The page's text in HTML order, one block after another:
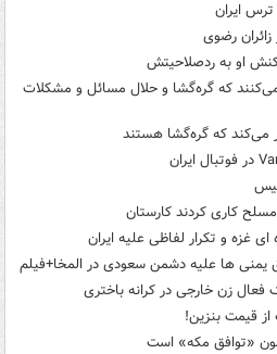
ایران
رضوی
او به ردصلاحیتش
که گره‌گشا و حلال مسائل و مشکلات
می‌کند که گره‌گشا هستند
کاری کردند کارستان
یمنی ها علیه دشمن سعودی در المخا+فیلم
زن خارجی در کرانه باختری
از قیمت بنزین!
«توافق مکه» است